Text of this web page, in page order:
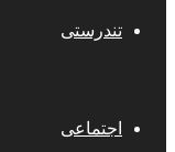
تندرستی
اجتماعی